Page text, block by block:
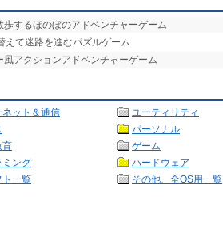
するほのぼのアドベンチャーゲーム
えて迷路を進むパズルゲーム
アクションアドベンチャーゲーム
ネット＆通信
ユーティリティ
パーソナル
育
ゲーム
ミング
ハードウェア
ト一覧 その他、全OS用一覧